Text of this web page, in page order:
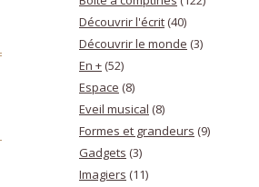
Découvrir l'écrit (40)
Découvrir le monde (3)
En + (52)
Espace (8)
Eveil musical (8)
Formes et grandeurs (9)
Gadgets (3)
Imagiers (11)